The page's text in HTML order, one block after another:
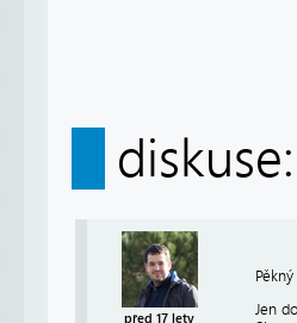
před 17 lety
Jen